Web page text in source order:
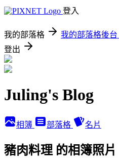
登入
我的部落格 我的部落格後台
登出
Juling's Blog
相簿 部落格 名片
豬肉料理 的相簿照片